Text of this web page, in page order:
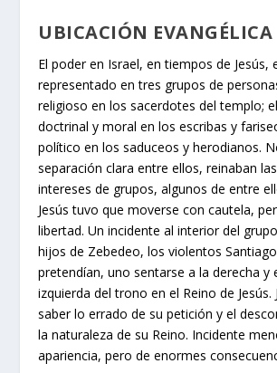
UBICACIÓN EVANGÉLICA
El poder en Israel, en tiempos de Jesús,
representado en tres grupos de
religioso en los sacerdotes del templo;
doctrinal y moral en los escribas y
político en los saduceos y herodianos.
separación clara entre ellos, reinaban
intereses de grupos, algunos de entre
Jesús tuvo que moverse con cautela,
libertad. Un incidente al interior del
hijos de Zebedeo, los violentos
pretendían, uno sentarse a la derecha y
izquierda del trono en el Reino de Jesús.
saber lo errado de su petición y el
la naturaleza de su Reino. Incidente
apariencia, pero de enormes